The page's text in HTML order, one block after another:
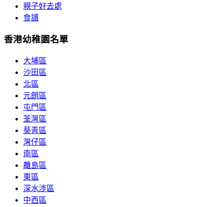
親子好去處
食譜
香港幼稚園名單
大埔區
沙田區
北區
元朗區
屯門區
荃灣區
葵青區
灣仔區
南區
離島區
東區
深水涉區
中西區